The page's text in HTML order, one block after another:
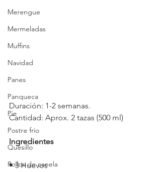
Merengue
Mermeladas
Muffins
Navidad
Panes
Panqueca
Pie
Postre frio
Quesillo
Rollos de canela
Duración: 1-2 semanas.
Cantidad: Aprox. 2 tazas (500 ml)
Ingredientes
• 3 Huevos